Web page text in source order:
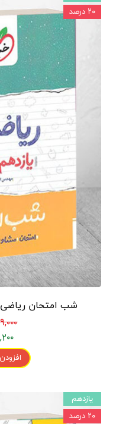
شب امتحان ریاضی
۹۹,۰۰۰
۲۰ درصد
یازدهم
۲۰ درصد